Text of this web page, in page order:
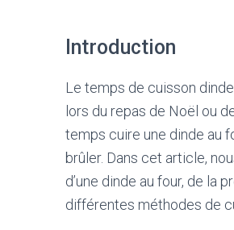
Introduction
Le temps de cuisson
lors du repas de Noël ou
temps cuire une dinde au
brûler. Dans cet article,
d’une dinde au four, de la
différentes méthodes de